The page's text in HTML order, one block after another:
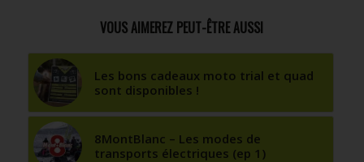
VOUS AIMEREZ PEUT-ÊTRE AUSSI
Les bons cadeaux moto trial et quad
sont disponibles !
8MontBlanc – Les modes de
transports électriques (ep 1)